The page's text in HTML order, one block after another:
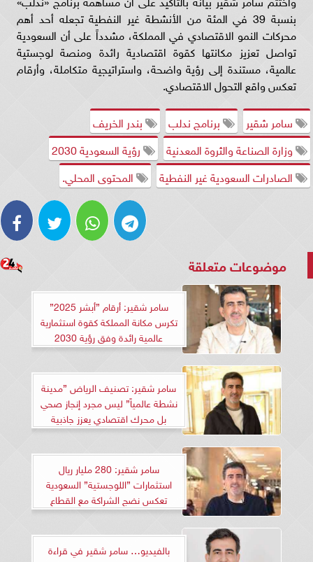
بنسبة 39 في المئة من الأنشطة غير النفطية تجعله أحد أهم
محركات النمو الاقتصادي في المملكة، مشدداً على أن السعودية
تواصل تعزيز مكانتها كقوة اقتصادية رائدة ومنصة لوجستية
عالمية، مستندة إلى رؤية واضحة، واستراتيجية متكاملة، وأرقام
تعكس واقع التحول الاقتصادي.
سامر شقير
برنامج ندلب
بندر الخريف
وزارة الصناعة والثروة المعدنية
رؤية السعودية 2030
الصادرات السعودية غير النفطية
المحتوى المحلي.
موضوعات متعلقة
سامر شقير: أرقام ”أبشر 2025”
تكرس مكانة المملكة كقوة استثمارية
عالمية رائدة وفق رؤية 2030
سامر شقير: تصنيف الرياض ”مدينة
نشطة عالمياً” ليس مجرد إنجاز صحي
بل محرك اقتصادي يعزز جاذبية
الاستثمار الأجنبي
سامر شقير: 280 مليار ريال
استثمارات ”اللوجستية” السعودية
تعكس نضج الشراكة مع القطاع
الخاص.. والنمو يقود المنطقة
بالفيديو… سامر شقير في قراءة